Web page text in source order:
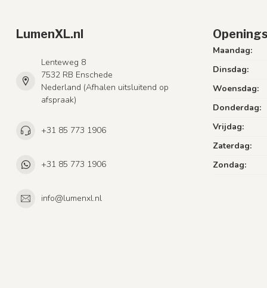
LumenXL.nl
Lenteweg 8
7532 RB Enschede
Nederland (Afhalen uitsluitend op
afspraak)
+31 85 773 1906
+31 85 773 1906
info@lumenxl.nl
Maandag:
Dinsdag:
Woensdag:
Donderdag:
Vrijdag:
Zaterdag:
Zondag: